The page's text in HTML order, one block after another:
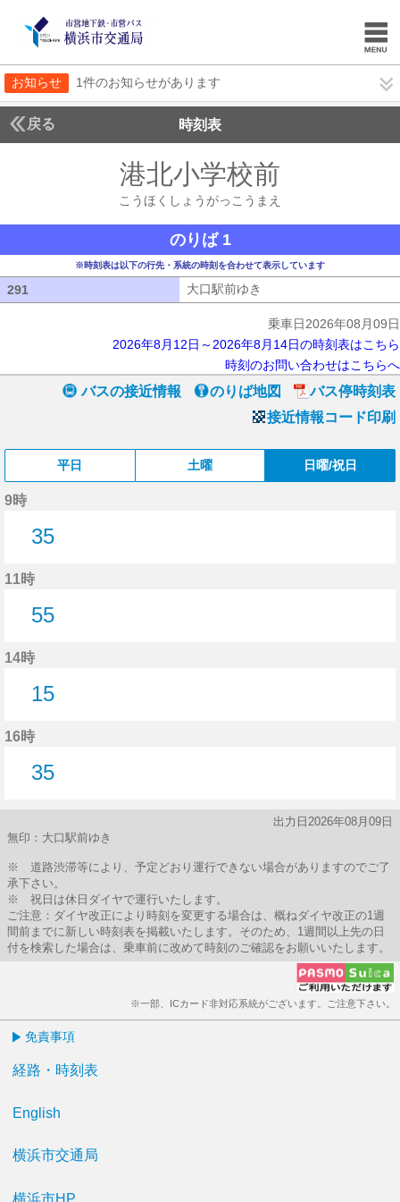
お知らせ 1件のお知らせがあります
戻る 時刻表
港北小学校前
こうほくしょうがっこうまえ
のりば 1
※時刻表は以下の行先・系統の時刻を合わせて表示しています
291 大口駅前ゆき
乗車日2026年08月09日
2026年8月12日～2026年8月14日の時刻表はこちら
時刻のお問い合わせはこちらへ
バスの接近情報 のりば地図
バス停時刻表
接近情報コード印刷
平日 土曜 日曜/祝日
9時
35
11時
55
14時
15
16時
35
出力日2026年08月09日
無印：大口駅前ゆき
※ 道路渋滞等により、予定どおり運行できない場合がありますのでご了
承下さい。
※ 祝日は休日ダイヤで運行いたします。
ご注意：ダイヤ改正により時刻を変更する場合は、概ねダイヤ改正の1週
間前までに新しい時刻表を掲載いたします。そのため、1週間以上先の日
付を検索した場合は、乗車前に改めて時刻のご確認をお願いいたします。
※一部、ICカード非対応系統がございます。ご注意下さい。
免責事項
経路・時刻表
English
横浜市交通局
横浜市HP